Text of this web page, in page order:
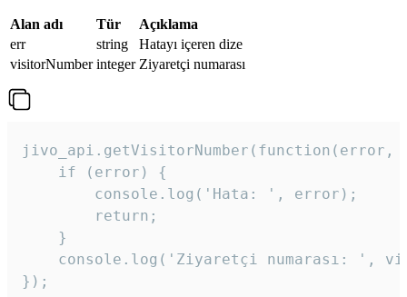
Alan adı Tür
Açıklama
err
string
Hatayı içeren dize
visitorNumber integer Ziyaretçi numarası
jivo_api.getVisitorNumber(function(error,
    if (error) {
        console.log('Hata: ', error);
        return;
    }
console.log('Ziyaretçi numarası: ',
});